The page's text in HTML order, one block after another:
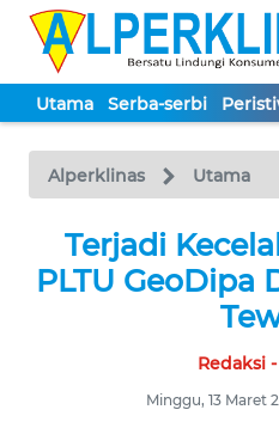
Utama Serba-serbi
Alperklinas Utama
Terjadi
PLTU GeoDipa
Redaksi
Minggu, 13 Maret
TV
Tutup
UTAMA